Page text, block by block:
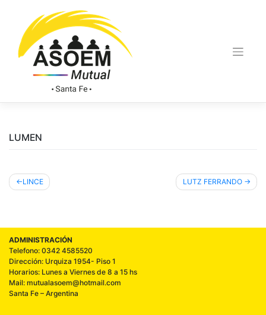
LUMEN
LINCE LUTZ FERRANDO
ADMINISTRACIÓN
Telefono: 0342 4585520
Dirección: Urquiza 1954- Piso 1
Horarios: Lunes a Viernes de 8 a 15 hs
Mail: mutualasoem@hotmail.com
Santa Fe – Argentina